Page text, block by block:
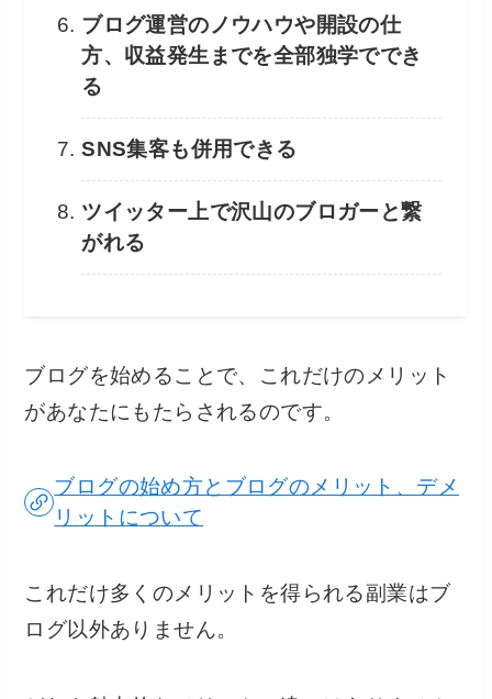
ブログ運営のノウハウや開設の仕
方、収益発生までを全部独学ででき
る
SNS集客も併用できる
ツイッター上で沢山のブロガーと繋
がれる
ブログを始めることで、これだけのメリット
があなたにもたらされるのです。
ブログの始め方とブログのメリット、デメ
リットについて
これだけ多くのメリットを得られる副業はブ
ログ以外ありません。